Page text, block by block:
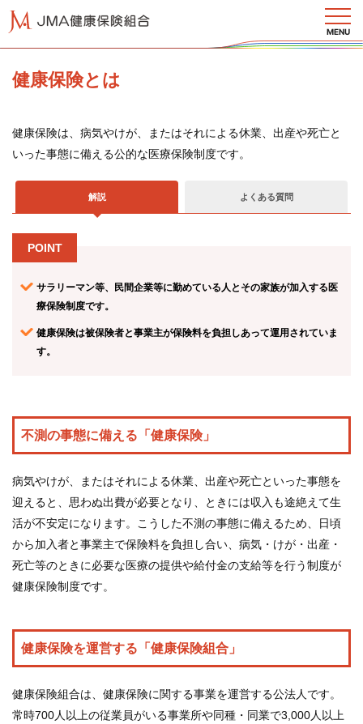
MENU
健保
のし
健保
の給
付
保健
事業
手続
き
申請
書一
覧
よく
案内
健康保険とは
健康保険は、病気やけが、またはそれによる休業、出産や死亡と
いった事態に備える公的な医療保険制度です。
解説 よくある質問
POINT
サラリーマン等、民間企業等に勤めている人とその家族が加入する医
療保険制度です。
健康保険は被保険者と事業主が保険料を負担しあって運用されていま
す。
不測の事態に備える「健康保険」
病気やけが、またはそれによる休業、出産や死亡といった事態を
迎えると、思わぬ出費が必要となり、ときには収入も途絶えて生
活が不安定になります。こうした不測の事態に備えるため、日頃
から加入者と事業主で保険料を負担し合い、病気・けが・出産・
死亡等のときに必要な医療の提供や給付金の支給等を行う制度が
健康保険制度です。
健康保険を運営する「健康保険組合」
健康保険組合は、健康保険に関する事業を運営する公法人です。
常時700人以上の従業員がいる事業所や同種・同業で3,000人以上